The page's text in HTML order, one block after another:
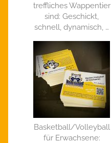
treffliches Wappentier
sind: Geschickt,
schnell, dynamisch, …
Basketball/Volleyball
für Erwachsene: